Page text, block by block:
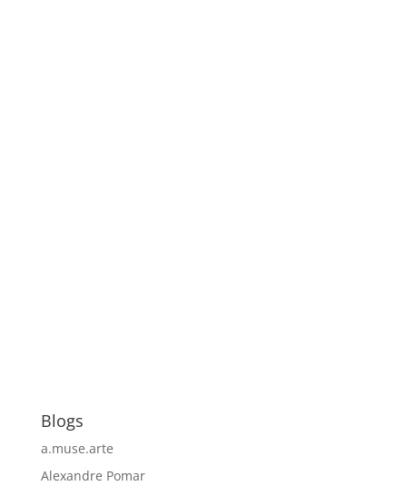
Blogs
a.muse.arte
Alexandre Pomar